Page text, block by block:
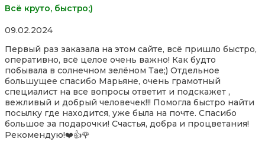
Всё круто, быстро;)
Rated
out
of
5
09.02.2024
Первый раз заказала на этом сайте, всё пришло быстро,
оперативно, всё целое очень важно! Как будто
побывала в солнечном зелёном Тае;) Отдельное
большущее спасибо Марьяне, очень грамотный
специалист на все вопросы ответит и подскажет ,
вежливый и добрый человечек!!! Помогла быстро найти
посылку где находится, уже была на почте. Спасибо
большое за подарочки! Счастья, добра и процветания!
Рекомендую!❤️👍🌹